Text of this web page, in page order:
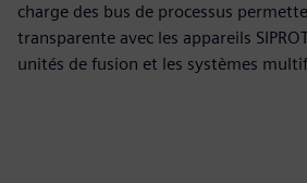
charge des bus de processus
transparente avec les appareils
unités de fusion et les systèmes